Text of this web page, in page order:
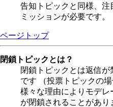
告知トピックと同様、
ミッションが必要です。
ページトップ
閉鎖トピックとは？
閉鎖トピックとは返信
です （投票トピックの
様々な理由によりモデレ
が閉鎖されることがあり